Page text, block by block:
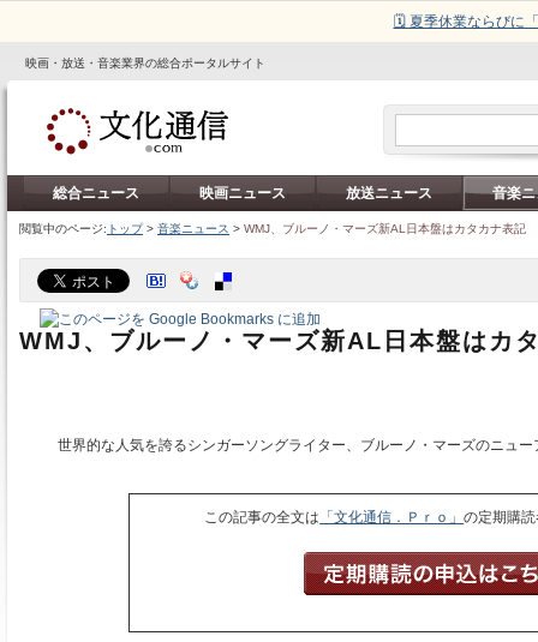
🗓️ 夏季休業ならびに
映画・放送・音楽業界の総合ポータルサイト
総合ニュース 映画ニュース 放送ニュース 音楽
閲覧中のページ: トップ> 音楽ニュース > WMJ、ブルーノ・マーズ新AL日本盤はカタカナ表記
WMJ、ブルーノ・マーズ新AL日本盤はカ
世界的な人気を誇るシンガーソングライター、ブルーノ・マーズのニュ
この記事の全文は 「文化通信．Ｐｒｏ」の定期購